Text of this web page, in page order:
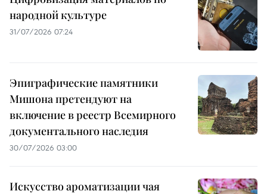
народной культуре
31/07/2026 07:24
Эпиграфические памятники
Мишона претендуют на
включение в реестр Всемирного
документального наследия
30/07/2026 03:00
Искусство ароматизации чая